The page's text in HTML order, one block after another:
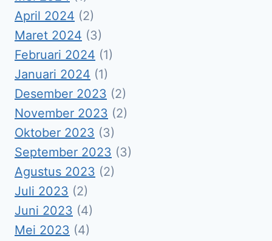
April 2024 (2)
Maret 2024 (3)
Februari 2024 (1)
Januari 2024 (1)
Desember 2023 (2)
November 2023 (2)
Oktober 2023 (3)
September 2023 (3)
Agustus 2023 (2)
Juli 2023 (2)
Juni 2023 (4)
Mei 2023 (4)